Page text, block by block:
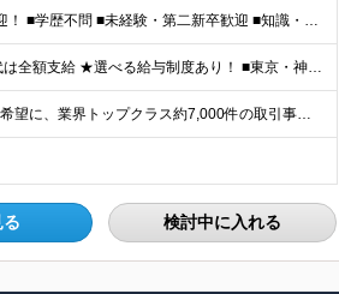
★「IT業界、ちょっと気になる」そんな方も大歓迎！ ■学歴不問 ■未経験・第二新卒歓迎 ■知識・経験はこれから身につけていければOK！ □■ステップアップ■□ 社内システム開発やインフラ構築などジャ
★通勤＆就業＆地域/住宅＆役職手当あり ★残業代は全額支給 ★選べる給与制度あり！ ■東京・神奈川・千葉・埼玉勤務の場合 月給24.5万円～55万円＋諸手当 （残業代は全額支給） (20,000円の
★リモート実績あり★ 『地元で働きたい』という希望に、業界トップクラス約7,000件の取引事業所数、90,000件以上のプロジェクトから検討をいたします。 全国の取引先での就業となります（沖縄を除
検討中に入れる